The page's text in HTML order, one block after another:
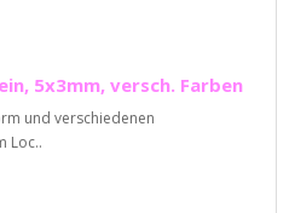
5x3mm, versch. Farben
und verschiedenen
Loc..